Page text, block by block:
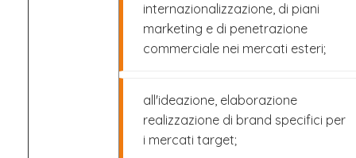
internazionalizzazione, di piani
marketing e di penetrazione
commerciale nei mercati esteri;
all'ideazione, elaborazione
realizzazione di brand specifici per
i mercati target;